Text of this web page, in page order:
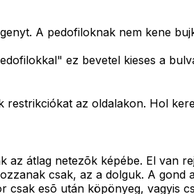
A pedofiloknak nem kene
ez bevetel kieses a
az oldalakon. Hol
az átlag netezõk képébe. El van
csak, az a dolguk. A
esõ után köpönyeg, vagyis